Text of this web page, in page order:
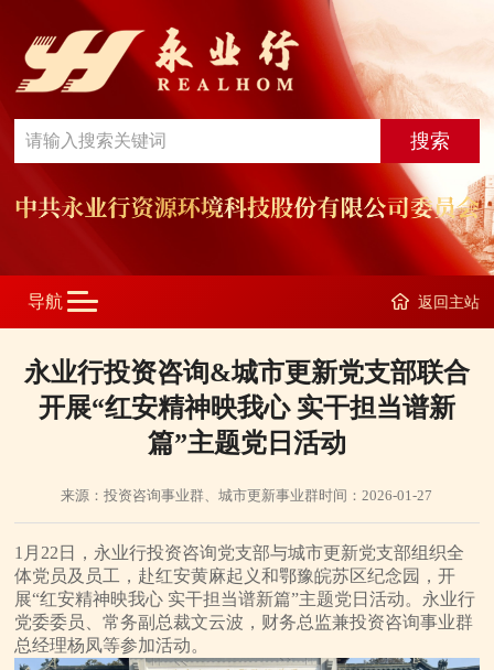
返回主站
永业行投资咨询&城市更新党支部联合
开展“红安精神映我心 实干担当谱新
篇”主题党日活动
来源：投资咨询事业群、城市更新事业群时间：2026-01-27
1月22日，永业行投资咨询党支部与城市更新党支部组织全
体党员及员工，赴红安黄麻起义和鄂豫皖苏区纪念园，开
展“红安精神映我心 实干担当谱新篇”主题党日活动。永业行
党委委员、常务副总裁文云波，财务总监兼投资咨询事业群
总经理杨凤等参加活动。